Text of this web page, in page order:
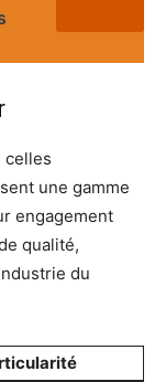
celles
une gamme
engagement
qualité,
du